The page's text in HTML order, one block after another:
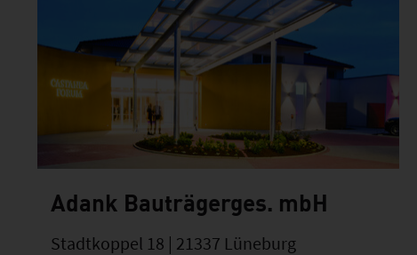
Adank Bauträgerges. mbH
Stadtkoppel 18 | 21337 Lüneburg